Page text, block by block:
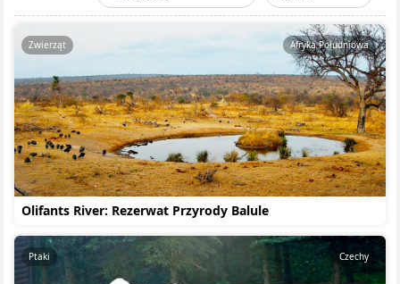
Olifants River: Rezerwat Przyrody Balule
Zwierząt Afryka Południowa
Ptaki Czechy